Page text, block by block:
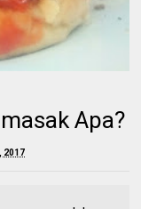
Apa?
2017